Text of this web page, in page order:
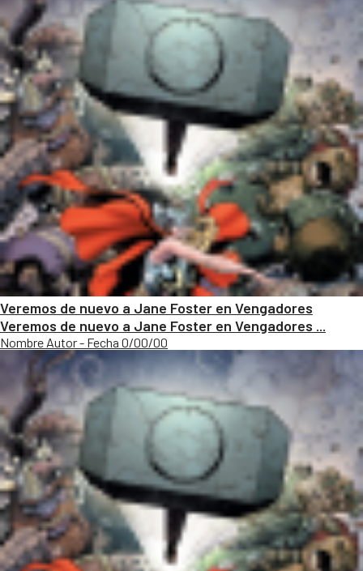
Veremos de nuevo a Jane Foster en Vengadores
Veremos de nuevo a Jane Foster en Vengadores ...
Nombre Autor - Fecha 0/00/00